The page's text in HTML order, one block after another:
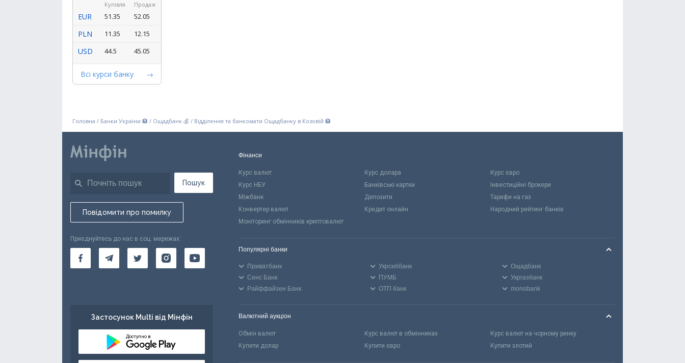
Купівля Продаж
EUR 51.35 52.05
PLN 11.35 12.15
USD 44.5 45.05
Всі курси банку
Головна / Банки України 🏦 / Ощадбанк 💰 / Відділення та банкомати Ощадбанку в Козовій 🏦
Пошук
Повідомити про помилку
Приєднуйтесь до нас в соц. мережах:
Застосунок Multi від Мінфін
Доступно в
Фінанси
Курс валют Курс долара
Курс євро
Курс НБУ
Банківські картки
Інвестиційні брокери
Міжбанк
Депозити
Тарифи на газ
Конвертер валют
Кредит онлайн
Народний рейтинг банків
Моніторинг обмінників криптовалют
Популярні банки
Приватбанк Укрсиббанк
Ощадбанк
Сенс Банк
ПУМБ
Укргазбанк
Райффайзен Банк
ОТП банк monobank
Валютний аукціон
Обмін валют Курс валют в обмінниках
Курс валют на чорному ринку
Купити долар
Купити євро Купити злотий